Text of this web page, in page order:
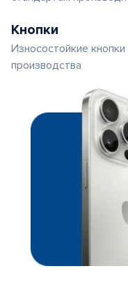
Кнопки
Износостойкие
производства